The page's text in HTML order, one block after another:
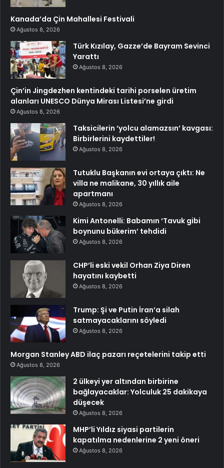
Kanada’da Çin Mahallesi Festivali
Ağustos 8, 2026
Türk Kızılay, Gazze’de Bayram Sevinci
Yarattı
Ağustos 8, 2026
Çin’in Jingdezhen kentindeki tarihi porselen üretim
alanları UNESCO Dünya Mirası Listesi’ne girdi
Ağustos 8, 2026
Taksicilerin ‘yolcu alamazsın’ kavgası:
Birbirlerini kaydettiler!
Ağustos 8, 2026
Tutuklu Başkanın evi ortaya çıktı: Ne
villa ne malikane, 30 yıllık aile
apartmanı
Ağustos 8, 2026
Kimi Antonelli: Babamın ‘Tavuk gibi
boynunu bükerim’ tehdidi
Ağustos 8, 2026
CHP’li eski vekil Orhan Ziya Diren
hayatını kaybetti
Ağustos 8, 2026
Trump: Şi ve Putin İran’a silah
satmayacaklarını söyledi
Ağustos 8, 2026
Morgan Stanley ABD ilaç pazarı reçetelerini takip etti
Ağustos 8, 2026
2 ülkeyi yer altından birbirine
bağlayacaklar: Yolculuk 25 dakikaya
düşecek
Ağustos 8, 2026
MHP’li Yıldız siyasi partilerin
kapatılma nedenlerine 2 yeni öneri
Ağustos 8, 2026